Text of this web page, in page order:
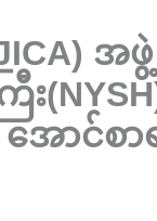
(JICA)
း
အောင်စာ